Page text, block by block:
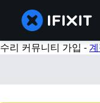
수리 커뮤니티 가입 -